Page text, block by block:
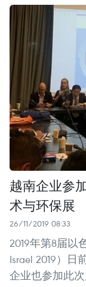
越南企业参
术与环保展
26/11/2019 08:33
2019年第8届以
Israel 2019）
企业也参加此次